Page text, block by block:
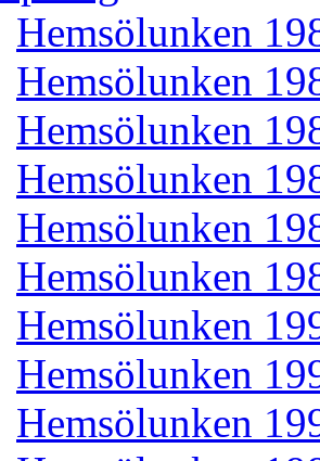
Hemsölunken
Hemsölunken
Hemsölunken
Hemsölunken
Hemsölunken
Hemsölunken
Hemsölunken
Hemsölunken
Hemsölunken